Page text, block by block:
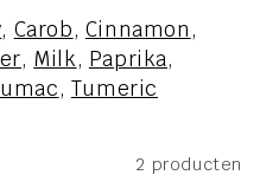
, Carob, Cinnamon,
, Milk, Paprika,
, Tumeric
2 producten